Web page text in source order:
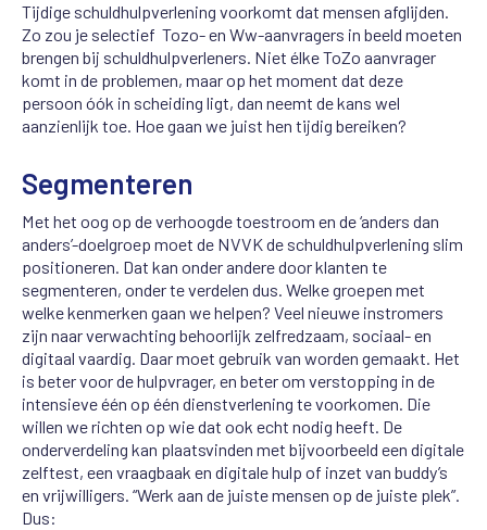
Tijdige schuldhulpverlening voorkomt dat mensen afglijden.
Zo zou je selectief Tozo- en Ww-aanvragers in beeld moeten
brengen bij schuldhulpverleners. Niet élke ToZo aanvrager
komt in de problemen, maar op het moment dat deze
persoon óók in scheiding ligt, dan neemt de kans wel
aanzienlijk toe. Hoe gaan we juist hen tijdig bereiken?
Segmenteren
Met het oog op de verhoogde toestroom en de ‘anders dan
anders’-doelgroep moet de NVVK de schuldhulpverlening slim
positioneren. Dat kan onder andere door klanten te
segmenteren, onder te verdelen dus. Welke groepen met
welke kenmerken gaan we helpen? Veel nieuwe instromers
zijn naar verwachting behoorlijk zelfredzaam, sociaal- en
digitaal vaardig. Daar moet gebruik van worden gemaakt. Het
is beter voor de hulpvrager, en beter om verstopping in de
intensieve één op één dienstverlening te voorkomen. Die
willen we richten op wie dat ook echt nodig heeft. De
onderverdeling kan plaatsvinden met bijvoorbeeld een digitale
zelftest, een vraagbaak en digitale hulp of inzet van buddy’s
en vrijwilligers. “Werk aan de juiste mensen op de juiste plek”.
Dus: